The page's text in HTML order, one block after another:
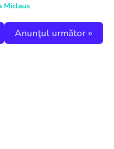
Miclaus
Anunţul următor »